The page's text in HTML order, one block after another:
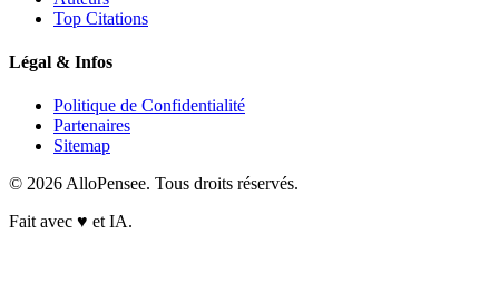
Top Citations
Légal & Infos
Politique de Confidentialité
Partenaires
Sitemap
© 2026 AlloPensee. Tous droits réservés.
Fait avec ♥ et IA.